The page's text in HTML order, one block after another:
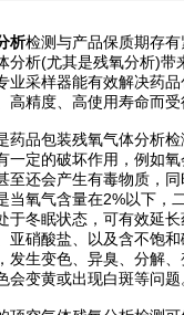
析检测与产品保质期存有
析(尤其是残氧分析)带来
业采样器能有效解决药
、高精度、高使用寿命而受
包装残氧气体分析检测
定的破坏作用，例如
甚至还会产生有毒物质
是当氧气含量在2%以下
处于冬眠状态，可有效延
、亚硝酸盐、以及含不饱
生变色、异臭、分解
变黄或出现白斑等问题